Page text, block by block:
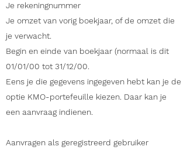
Je rekeningnummer
Je omzet van vorig boekjaar, of de omzet die
je verwacht.
Begin en einde van boekjaar (normaal is dit
01/01/00 tot 31/12/00.
Eens je die gegevens ingegeven hebt kan je de
optie KMO-portefeuille kiezen. Daar kan je
een aanvraag indienen.
Aanvragen als geregistreerd gebruiker